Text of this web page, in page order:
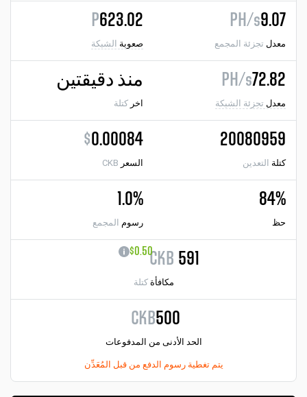
9.07
PH/s
معدل تجزئة المجمع
623.02
P
صعوبة الشبكة
72.82
PH/s
معدل تجزئة الشبكة
منذ دقيقتين
اخر كتلة
20080959
كتلة التعدين
0.00084
$
السعر
84%
حظ
1.0%
رسوم المجمع
591
CKB
$0.50
مكافأةكتلة
500
CKB
الحد الأدنى من المدفوعات
يتم تغطية رسوم الدفع من قبل المُعَدِّن